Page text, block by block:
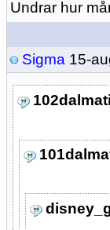
Undrar hur
Sigma 15-